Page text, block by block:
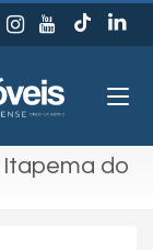
do